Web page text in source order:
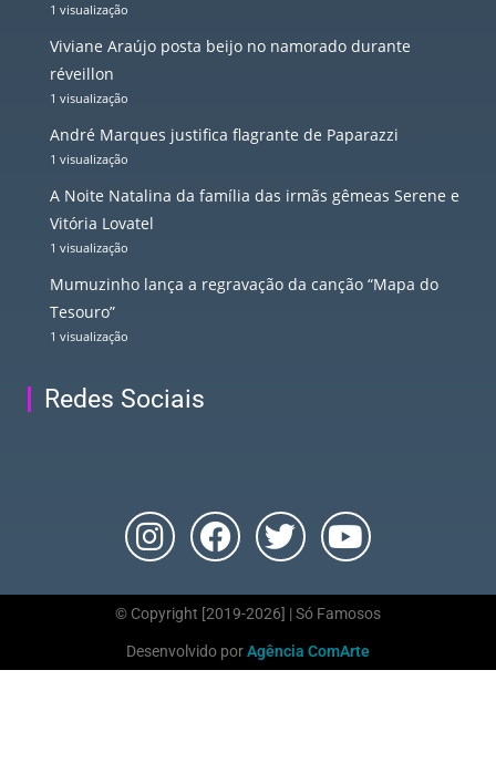
1 visualização
Viviane Araújo posta beijo no namorado durante
réveillon
1 visualização
André Marques justifica flagrante de Paparazzi
1 visualização
A Noite Natalina da família das irmãs gêmeas Serene e
Vitória Lovatel
1 visualização
Mumuzinho lança a regravação da canção “Mapa do
Tesouro”
1 visualização
Redes Sociais
© Copyright [2019-2026] | Só Famosos
Desenvolvido porAgência ComArte